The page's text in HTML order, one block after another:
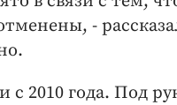
-
2010 года. Под